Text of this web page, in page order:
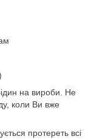
на вироби. Не
коли Ви вже
протереть всі